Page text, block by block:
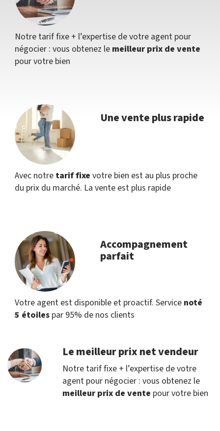
Notre tarif fixe + l’expertise de votre agent pour
négocier : vous obtenez le meilleur prix de vente
pour votre bien
Une vente plus rapide
Avec notre tarif fixe votre bien est au plus proche
du prix du marché. La vente est plus rapide
Accompagnement
parfait
Votre agent est disponible et proactif. Service noté
5 étoiles par 95% de nos clients
Le meilleur prix net vendeur
Notre tarif fixe + l’expertise de votre
agent pour négocier : vous obtenez le
meilleur prix de vente pour votre bien